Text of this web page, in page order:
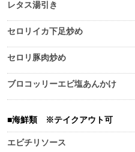
レタス湯引き
セロリイカ下足炒め
セロリ豚肉炒め
ブロコッリーエビ塩あんかけ
海鮮類 ※テイクアウト可
エビチリソース